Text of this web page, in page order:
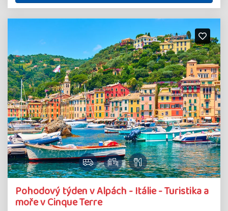
Pohodový týden v Alpách - Itálie - Turistika a
moře v Cinque Terre